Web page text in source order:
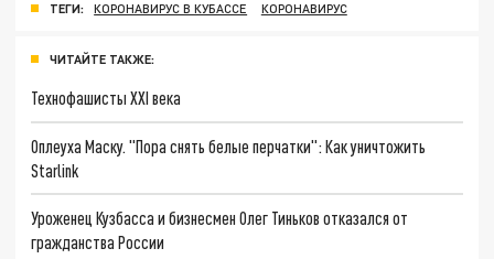
ТЕГИ: КОРОНАВИРУС В КУБАССЕ КОРОНАВИРУС
ЧИТАЙТЕ ТАКЖЕ:
Технофашисты XXI века
Оплеуха Маску. "Пора снять белые перчатки": Как уничтожить
Starlink
Уроженец Кузбасса и бизнесмен Олег Тиньков отказался от
гражданства России